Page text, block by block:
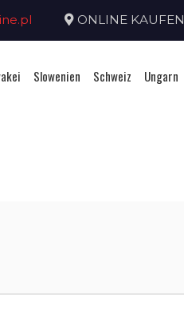
ONLINE KAUFEN
Slowenien Schweiz Ungarn